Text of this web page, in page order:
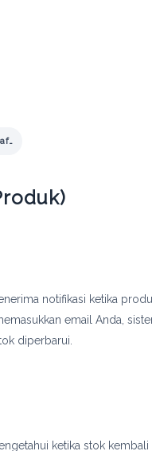
Waiting List (Daftar Tunggu Produk)
notifikasi ketika
email Anda,
diperbarui.
ketika stok kembali